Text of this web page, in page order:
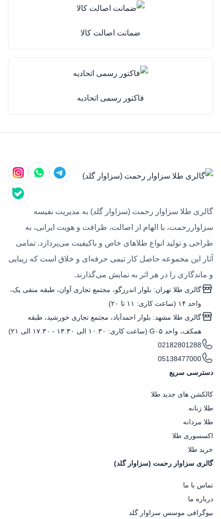
ضمانت اصالت کالا
فاکتور رسمی اتحادیه
گالری طلا سزاوار رحمت (سزاوار گلد) به مدیریت نفیسه
سزاواررحمت، با الهام از اصالت، ظرافت و هویت ایرانی، به
طراحی و تولید انواع طلاهای خاص و باکیفیت می‌پردازد. تمامی
آثار این مجموعه حاصل کار تیمی حرفه‌ای و خلاق است که زیبایی
و ماندگاری را در هر اثر به نمایش می‌گذارند.
گالری طلا تهران: بلوار اندرزگو، مجتمع تجاری آوان، طبقه منفی یک،
واحد ۱۴ (ساعت کاری: ۱۱ تا ۲۰)
گالری طلا مشهد: بلوار احمدآباد، مجتمع تجاری خورشید، طبقه
همکف، واحد G۰۵ (ساعت کاری: ۱۰.۳۰ الی ۱۳.۳۰ - ۱۷.۳۰ الی ۲۱)
02182801288
05138477000
دسترسی سریع
کالکشن های جدید طلا
طلا زنانه
طلا مردانه
اکسسوری طلا
خرید طلا
گالری سزاوار رحمت (سزاوار گلد)
تماس با ما
درباره ما
بیوگرافی موسس سزاوار گلد